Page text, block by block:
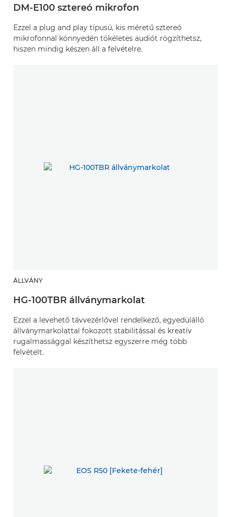
DM-E100 sztereó mikrofon
Ezzel a plug and play típusú, kis méretű sztereó
mikrofonnal könnyedén tökéletes audiót rögzíthetsz,
hiszen mindig készen áll a felvételre.
ÁLLVÁNY
HG-100TBR állványmarkolat
Ezzel a levehető távvezérlővel rendelkező, egyedülálló
állványmarkolattal fokozott stabilitással és kreatív
rugalmassággal készíthetsz egyszerre még több
felvételt.